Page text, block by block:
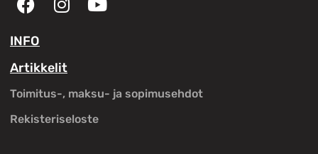
INFO
Artikkelit
Toimitus-, maksu- ja sopimusehdot
Rekisteriseloste